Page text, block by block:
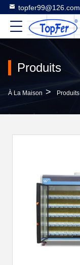
topfer99@126.com
Produits
À La Maison > Produits